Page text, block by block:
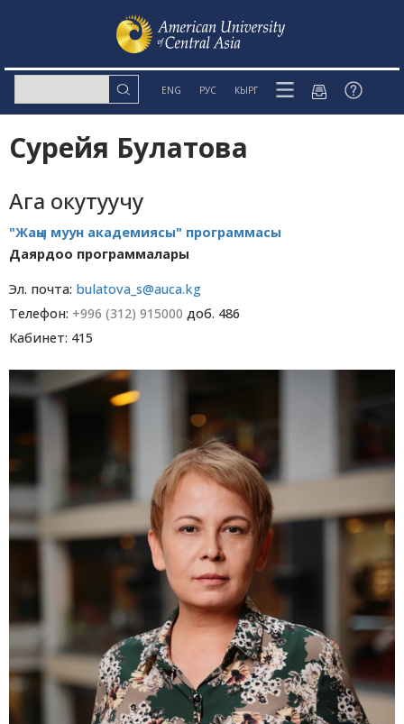
ENG РУС КЫРГ
Сурейя Булатова
Ага окутуучу
"Жаңы муун академиясы" программасы
Даярдоо программалары
Эл. почта: bulatova_s@auca.kg
Телефон: +996 (312) 915000 доб. 486
Кабинет: 415